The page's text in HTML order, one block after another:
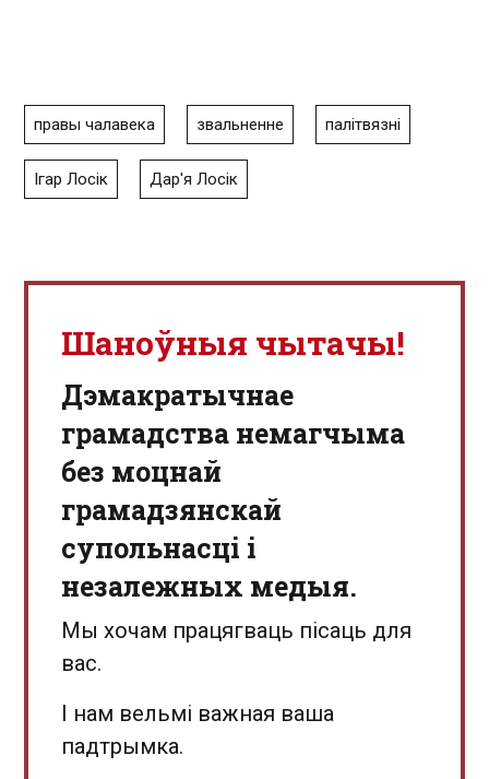
правы чалавека звальненне палітвязні
Ігар Лосік Дар'я Лосік
Шаноўныя чытачы!
Дэмакратычнае
грамадства немагчыма
без моцнай
грамадзянскай
супольнасці і
незалежных медыя.
Мы хочам працягваць пісаць для
вас.
І нам вельмі важная ваша
падтрымка.